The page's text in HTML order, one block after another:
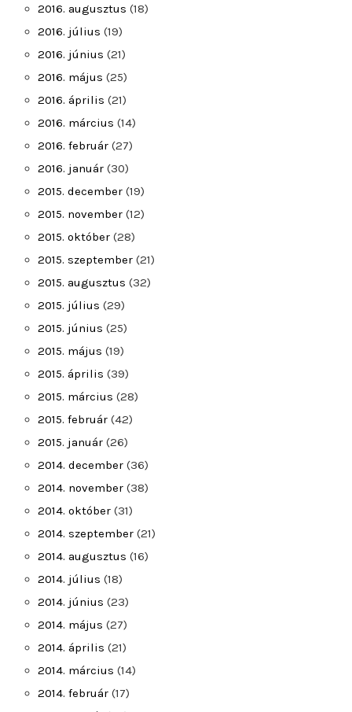
2016. augusztus (18)
2016. július (19)
2016. június (21)
2016. május (25)
2016. április (21)
2016. március (14)
2016. február (27)
2016. január (30)
2015. december (19)
2015. november (12)
2015. október (28)
2015. szeptember (21)
2015. augusztus (32)
2015. július (29)
2015. június (25)
2015. május (19)
2015. április (39)
2015. március (28)
2015. február (42)
2015. január (26)
2014. december (36)
2014. november (38)
2014. október (31)
2014. szeptember (21)
2014. augusztus (16)
2014. július (18)
2014. június (23)
2014. május (27)
2014. április (21)
2014. március (14)
2014. február (17)